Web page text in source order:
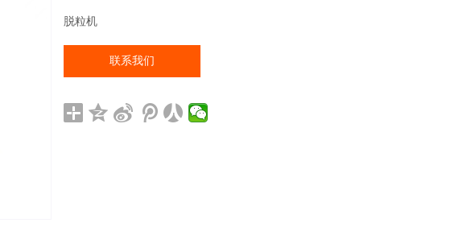
脱粒机
联系我们